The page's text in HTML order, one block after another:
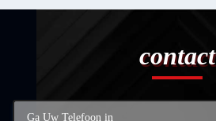
contact